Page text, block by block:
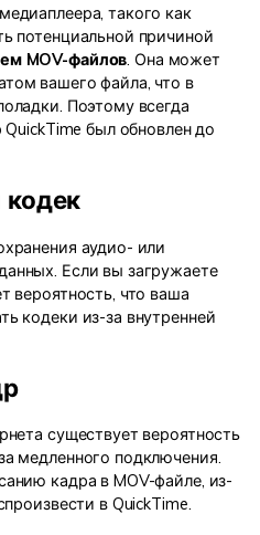
такого как
потенциальной причиной
MOV-файлов. Она может
вашего файла, что в
Поэтому всегда
был обновлен до
аудио- или
Если вы загружаете
вероятность, что ваша
кодеки из-за внутренней
существует вероятность
медленного подключения.
кадра в MOV-файле, из-
в QuickTime.